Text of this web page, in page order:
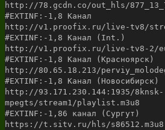
http://78.gcdn.co/out_hls/
#EXTINF:-1,8 Канал
http://v1.proofix.ru/live-tv8/
#EXTINF:-1,8 Канал (Int.)
http://v1.proofix.ru/live-tv8-2/
#EXTINF:-1,8 Канал (Красноярск)
http://80.65.18.213/
#EXTINF:-1,8 Канал (Новосибирск)
http://93.171.230.144:1935/8knsk-
mpegts/stream1/playlist.m3u8
#EXTINF:-1,86 канал (Сургут)
https://t.sitv.ru/hls/s86512.m3u8